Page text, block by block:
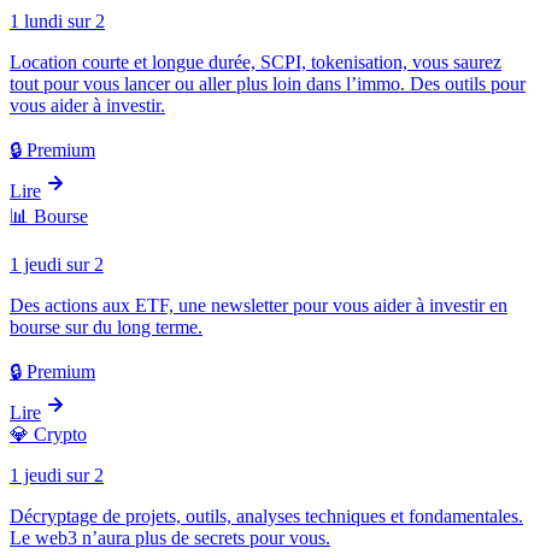
1 lundi sur 2
Location courte et longue durée, SCPI, tokenisation, vous saurez
tout pour vous lancer ou aller plus loin dans l’immo. Des outils pour
vous aider à investir.
🔒 Premium
Lire
📊 Bourse
1 jeudi sur 2
Des actions aux ETF, une newsletter pour vous aider à investir en
bourse sur du long terme.
🔒 Premium
Lire
💎 Crypto
1 jeudi sur 2
Décryptage de projets, outils, analyses techniques et fondamentales.
Le web3 n’aura plus de secrets pour vous.